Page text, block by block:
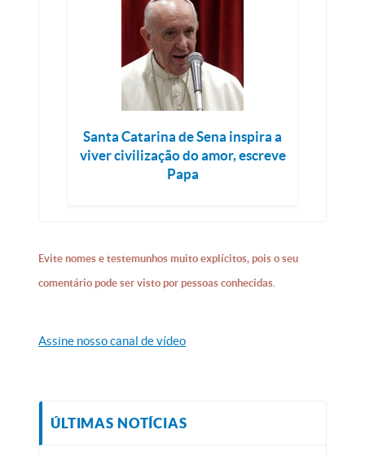
Santa Catarina de Sena inspira a
viver civilização do amor, escreve
Papa
Evite nomes e testemunhos muito explícitos, pois o seu
comentário pode ser visto por pessoas conhecidas.
Assine nosso canal de vídeo
ÚLTIMAS NOTÍCIAS